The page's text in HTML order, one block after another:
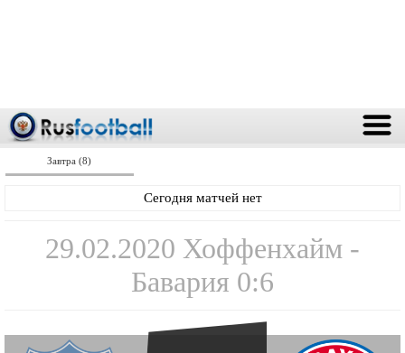
Завтра (8)
Сегодня матчей нет
29.02.2020 Хоффенхайм -
Бавария 0:6